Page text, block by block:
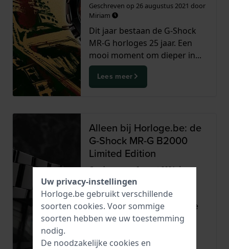
Geschreven op 26 augustus 2021 door
Miriam
Dit jaar bestaan de G-Shock
MR-G horloges 25 jaar. Een
mooi moment om dieper in...
Lees meer
Alleen bij Horloge.be: de
G-Shock MR-G B2000
Limited Edition
Geschreven op8 maart 2021door
Miriam
Dit voorjaar komen officieel
slechts 4 exemplaren van de
nieuwste G-Shock MR-G ‘...
Lees meer
Uw privacy-instellingen
Horloge.be gebruikt verschillende
soorten cookies. Voor sommige
soorten hebben we uw toestemming
nodig.
De noodzakelijke cookies en